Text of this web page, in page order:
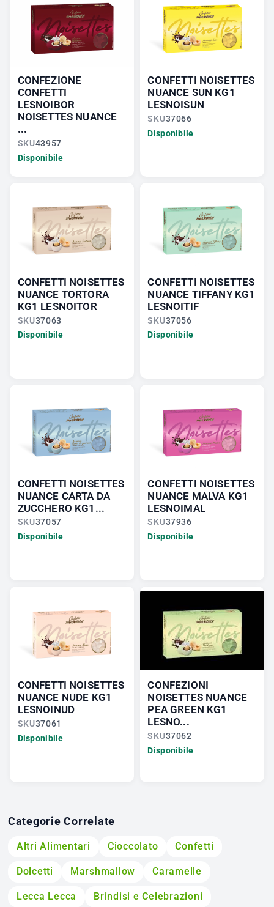
CONFEZIONE
CONFETTI
LESNOIBOR
NOISETTES NUANCE
...
SKU43957
Disponibile
CONFETTI NOISETTES
NUANCE SUN KG1
LESNOISUN
SKU37066
Disponibile
CONFETTI NOISETTES
NUANCE TORTORA
KG1 LESNOITOR
SKU37063
Disponibile
CONFETTI NOISETTES
NUANCE TIFFANY KG1
LESNOITIF
SKU37056
Disponibile
CONFETTI NOISETTES
NUANCE CARTA DA
ZUCCHERO KG1...
SKU37057
Disponibile
CONFETTI NOISETTES
NUANCE MALVA KG1
LESNOIMAL
SKU37936
Disponibile
CONFETTI NOISETTES
NUANCE NUDE KG1
LESNOINUD
SKU37061
Disponibile
CONFEZIONI
NOISETTES NUANCE
PEA GREEN KG1
LESNO...
SKU37062
Disponibile
Categorie Correlate
Altri Alimentari Cioccolato Confetti
Dolcetti Marshmallow Caramelle
Lecca Lecca Brindisi e Celebrazioni